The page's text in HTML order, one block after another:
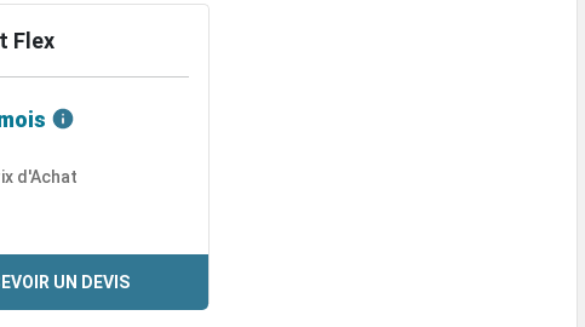
Flex
d'Achat
UN DEVIS